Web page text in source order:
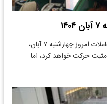
دنیای معدن: تحلیلگران معتقدند در معاملات امروز چهارشنبه ۷ آبان،
حرکت خواهد کرد، اما…